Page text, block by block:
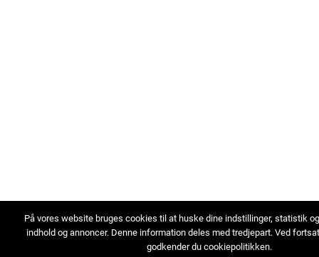
På vores website bruges cookies til at huske dine indstillinger, statistik
indhold og annoncer. Denne information deles med tredjepart. Ved
godkender du cookiepolitikken.